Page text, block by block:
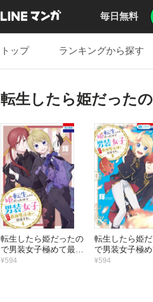
毎日無料
トップ ランキングから探す
転生したら姫だった
転生したら姫だったの
で男装女子極めて最強
魔法使い目指すわ。
¥594
転生したら姫
で男装女子極め
魔法使い目指
¥594